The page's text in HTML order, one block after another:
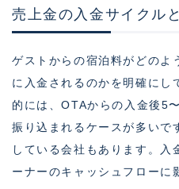
売上金の入金サイクル
ゲストからの宿泊料がどのよ
に入金されるのかを明確にし
的には、OTAからの入金後5
振り込まれるケースが多いで
している会社もあります。入
ーナーのキャッシュフローに